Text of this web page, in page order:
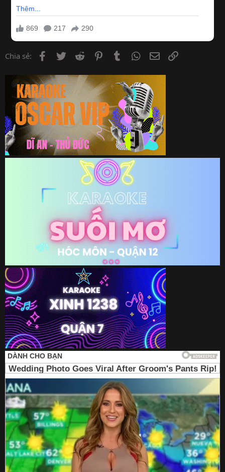
Chia sẻ: Facebook
Twitter Reddit PinterestTumblr WhatsApp
Email